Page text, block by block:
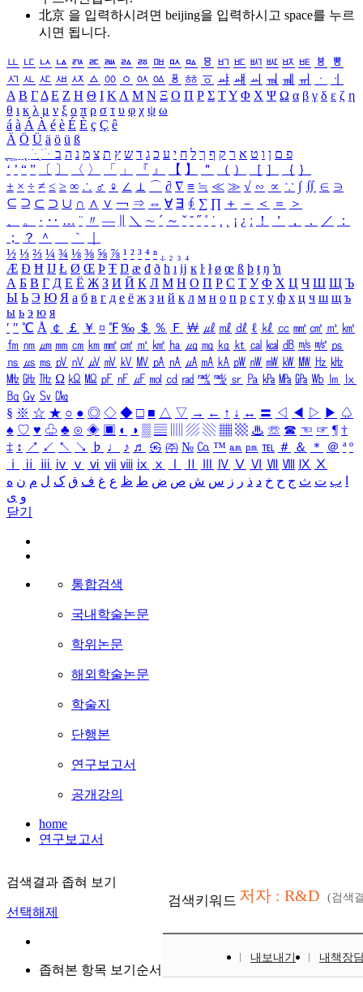
北京 을 입력하시려면 beijing을 입력하시고 space를 누르
시면 됩니다.
ㅥ ㅦ ㅧ ㅨ ㅩ ㅪ ㅫ ㅬ ㅭ ㅮ ㅯ ㅰ ㅱ ㅲ ㅳ ㅴ ㅵ ㅶ ㅷ ㅸ
ㅹ
ㅺ ㅻ ㅼ ㅽ ㅾ ㅿ ㆀ ㆁ ㆂ ㆃ ㆄ ㆅ ㆆ ㆇ ㆈ ㆉ ㆊ ㆋ ㆌ ㆍ
ㆎ
Α Β ΓΔ Ε Ζ Η Θ Ι ΚΛ Μ Ν Ξ Ο Π Ρ Σ ΤΥ Φ Χ Ψ Ω α β γ δ ε ζ η
θ ι κ λ μ ν ξ ο π ρ σ τ υ φ χ ψ ω
á à Á À é è É È ç Ç ê
Ä Ö Ü ä ö ü ß
ִֶֹ ֻּ ׁׂ פ ם ן ו ט א ר ק ף ך ל ח י ע כ ג ד ש ץ ת צ מ נ ה ב
‘ ’ “ ” 〔 〕 〈 〉 「 」 『 』 【 】 ＂ （ ） ［ ］ ｛ ｝
± × ÷ ≠ ≤ ≥ ∞ ∴ ♂ ♀ ∠ ⊥ ⌒ ∂ ∇ ≡ ≒ ≪ ≫ √ ∽ ∝ ∵ ∫ ∬ ∈ ∋
⊆ ⊇ ⊂ ⊃ ∪ ∩ ∧ ∨ ￢ ⇒ ⇔ ∀ ∃ ∮ ∑ ∏ ＋ － ＜ ＝
＞
、
。 · ‥ … ¨ 〃 ― ＼ ∼ ´ ～ ˇ ˘ ˝ ˚ ˙ ¸ ¡ ¿ ː ！ ＇ ， ． ／
：
；
？ ＾ ｀
½ ⅓ ⅔ ¼ ¾ ⅛ ⅜ ⅝ ⅞ ¹ ² ³ ⁴ ⁿ ₁ ₂ ₃ ₄
Æ Ð Ħ Ĳ Ł Ø Œ Þ Ŧ Ŋ æ đ ð ħ ı ĳ ĸ ŀ ł ø œ ß þ ŧ ŋ ŉ
А Б В Г Д Е Ё Ж З И Й К Л М Н О П Р С Т У Ф Х Ц Ч Ш Щ Ъ
Ы Ь Э Ю Я а б в г д е ё ж з и й к л м н о п р с т у ф х ц ч ш щ ъ
ы ь э ю я
′ ″ ℃ Å ￠ ￡ ￥ ¤ ℉ ‰ ＄ ％ Ｆ ￦ ㎕ ㎖ ㎗ ℓ ㎘ ㏄ ㎣ ㎤ ㎥ ㎦
㎙ ㎚ ㎛ ㎜ ㎝ ㎞ ㎟ ㎠ ㎡ ㎢ ㏊ ㎍ ㎎ ㎏ ㏏ ㎈ ㎉ ㏈ ㎧ ㎨ ㎰
㎱ ㎲ ㎳ ㎴ ㎵ ㎶ ㎷ ㎸ ㎹ ㎀ ㎁ ㎂ ㎃ ㎄ ㎺ ㎻ ㎽ ㎾ ㎿ ㎐ ㎑
㎒ ㎓ ㎔ Ω ㏀ ㏁ ㎊ ㎋ ㎌ ㏖ ㏅ ㎭ ㎮ ㎯ ㏛ ㎩ ㎪ ㎫ ㎬ ㏝ ㏐
㏓
㏃ ㏉ ㏜ ㏆
§ ※ ☆ ★ ○ ● ◎ ◇ ◆ □ ■ △ ▽ → ← ↑ ↓ ↔ 〓 ◁ ◀ ▷ ▶ ♤
♠ ♡ ♥ ♧ ♣ ⊙ ◈ ▣ ◐ ◑ ▒ ▤ ▨ ▧ ▦ ▩ ♨ ☏ ☎ ☜ ☞ ¶ †
‡ ↕ ↗ ↙ ↖ ↘ ♭ ♩ ♪ ♬ ㉿ ㈜ № ㏇ ™ ㏂ ㏘ ℡ ＃ ＆ ＊ ＠ ª º
ⅰ
ⅱ ⅲ ⅳ ⅴ ⅵ ⅶ ⅷ ⅸ ⅹ Ⅳ Ⅴ Ⅵ Ⅶ Ⅷ Ⅸ Ⅹ
ب ت ث ج ح خ د ذ ر ز س ش ص ض ط ظ ع غ ف ق ک ل م ن ه
و ی
닫기
통합검색
국내학술논문
학위논문
해외학술논문
학술지
단행본
연구보고서
공개강의
home
연구보고서
검색결과 좁혀 보기
선택해제
좁혀본 항목 보기순서
검색키워드 저자 : R&D (검색
내보내기 내책장